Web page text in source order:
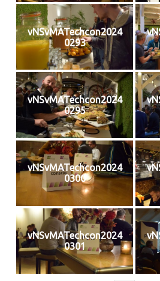
vNSvMATechcon2024
0293
vNSvMATechcon2024
0295
vNSvMATechcon2024
0300
vNSvMATechcon2024
0301